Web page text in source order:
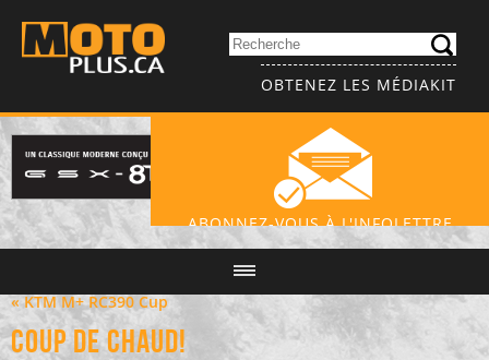
OBTENEZ LES MÉDIAKIT
ABONNEZ-VOUS À L'INFOLETTRE
« KTM M+ RC390 Cup
Coup de chaud!